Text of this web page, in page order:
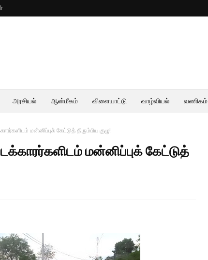
அரசியல் ஆன்மீகம் விளையாட்டு வாழ்வியல் வணிகம்
மன்னிப்புக் கேட்டுத் திரும்பிய குழு!
மன்னிப்புக் கேட்டுத்